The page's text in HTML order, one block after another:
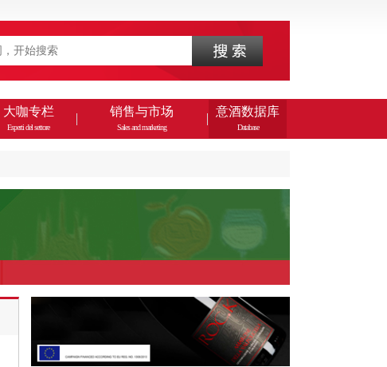
大咖专栏
Esperti del settore
销售与市场
Sales and marketing
意酒数据库
Database